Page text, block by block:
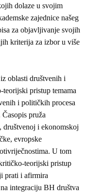
dolaze u svojim
zajednice našeg
za objavljivanje svojih
kriterija za izbor u više
oblasti društvenih i
pristup temama
i političkih procesa
pruža
i ekonomskoj
evropske
U tom
teorijski pristup
prati i afirmira
integraciju BH društva